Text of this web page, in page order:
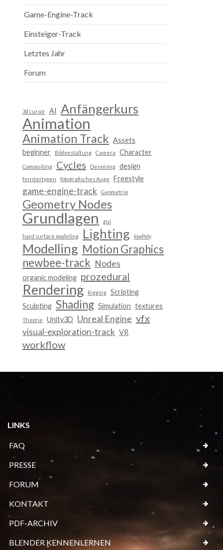
Game-Engine-Track
Einsteiger-Track
Letztes Jahr
Forum
3d cursor AI Anfängerkurs
Animation
Animation Track Assets
beginner
Bildgestaltung Camera Character
Compositing Cycles Denoising design
fenstertypen fotografisches Auge Freestyle
game-engine-track Geometrie
Geometry Nodes
Grundlagen gui
hard surface modeling Lighting lowPoly
Modelling Motion Graphics
newbee-track Nodes
organic modeling prozedural
Rendering Rigging
Scripting
Sculpting Shading Simulation textures
Theorie Unity3D Unreal Engine vfx
visual-exploration-track VR
workflow
LINKS
FAQ
PRESSE
FORUM
KONTAKT
PDF-ARCHIV
BLENDER KENNENLERNEN